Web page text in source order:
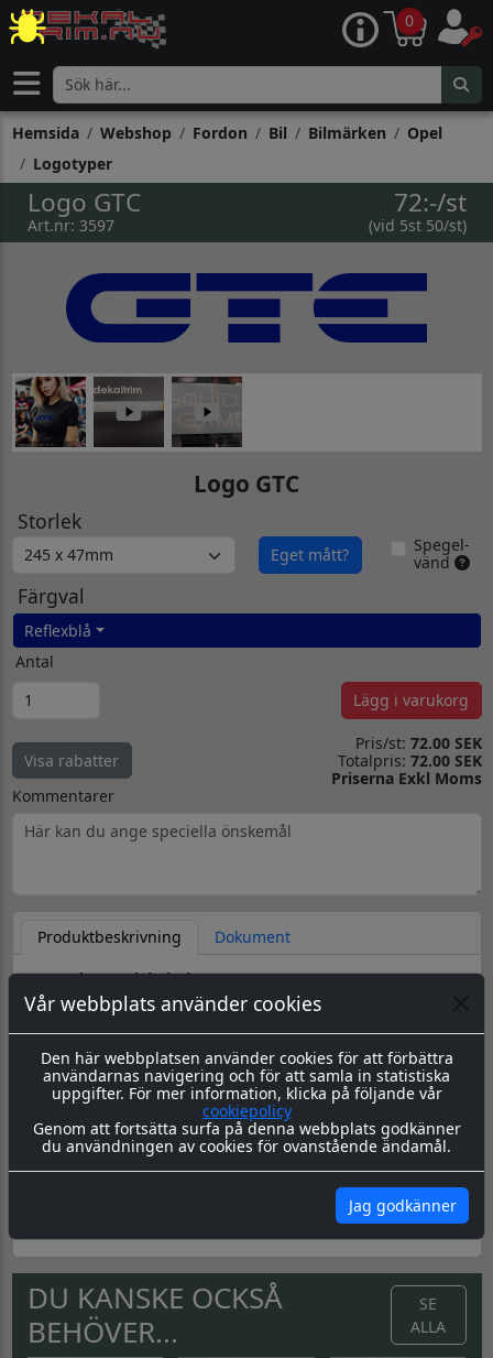
Vår webbplats använder cookies
Den här webbplatsen använder cookies för att förbättra
användarnas navigering och för att samla in statistiska
uppgifter. För mer information, klicka på följande vår
cookiepolicy
Genom att fortsätta surfa på denna webbplats godkänner
du användningen av cookies för ovanstående ändamål.
Jag godkänner
0
Hemsida Webshop Fordon Bil Bilmärken
Opel
Logotyper
Logo GTC
Art.nr: 3597
72:-/st
(vid 5st 50/st)
Logo GTC
Storlek
Eget mått?
Spegel-
vänd
Färgval
Reflexblå
Antal
Lägg i varukorg
Visa rabatter
Pris/st: 72.00 SEK
Totalpris: 72.00 SEK
Priserna Exkl Moms
Kommentarer
Produktbeskrivning
Dokument
Datorskuren dekal / logo
Material & Tillverkning:Dessa dekaler skärs ut i en 8-årig
genomfärgad kvalitetsfolie, som fäster på de flesta plana
Leverans:Dekalen levereras redo för montage med
appliceringstape över som håller ihop dekalen, och
underlättar monteringen. Appliceringstapen tas bort efter
montering, och kvar sitter då endast dekalen.
Montering:Montageanvisning hittar duhär
Läs igenom våra instrukioner före
DU KANSKE OCKSÅ
BEHÖVER...
SE
ALLA